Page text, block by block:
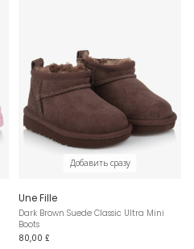
Добавить сразу
Une Fille
Dark Brown Suede Classic Ultra Mini
Boots
80,00 £